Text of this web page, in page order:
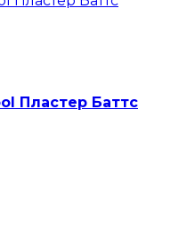
Пластер Баттс